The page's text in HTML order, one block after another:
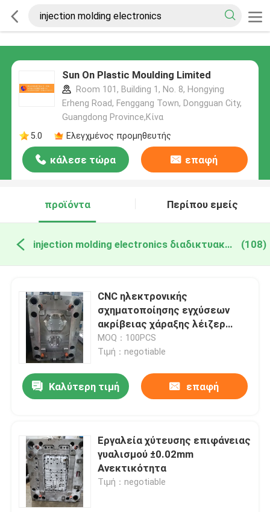
Sun On Plastic Moulding Limited
Room 101, Building 1, No. 8, Hongying
Erheng Road, Fenggang Town, Dongguan City,
Guangdong Province,Κίνα
5.0
Ελεγχμένος προμηθευτής
κάλεσε τώρα επαφή
προϊόντα Περίπου εμείς
injection molding electronics διαδικτυακή κατασκευή (108)
CNC ηλεκτρονικής
σχηματοποίησης εγχύσεων
ακρίβειας χάραξης λέιζερ
στροφή
MOQ：100PCS
Τιμή：negotiable
Καλύτερη τιμή επαφή
Εργαλεία χύτευσης επιφάνειας
γυαλισμού ±0.02mm
Ανεκτικότητα
Τιμή：negotiable